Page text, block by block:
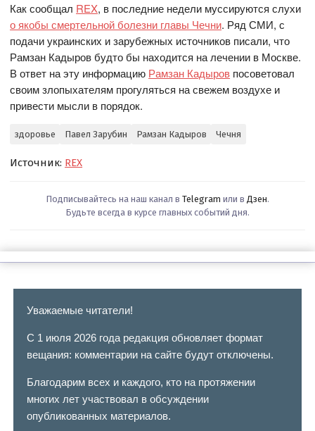
Как сообщал REX, в последние недели муссируются слухи
о якобы смертельной болезни главы Чечни. Ряд СМИ, с
подачи украинских и зарубежных источников писали, что
Рамзан Кадыров будто бы находится на лечении в Москве.
В ответ на эту информацию Рамзан Кадыров посоветовал
своим злопыхателям прогуляться на свежем воздухе и
привести мысли в порядок.
здоровье Павел Зарубин Рамзан Кадыров Чечня
Источник: REX
Подписывайтесь на наш канал в Telegram или в Дзен.
Будьте всегда в курсе главных событий дня.
Уважаемые читатели!
С 1 июля 2026 года редакция обновляет формат
вещания: комментарии на сайте будут отключены.
Благодарим всех и каждого, кто на протяжении
многих лет участвовал в обсуждении
опубликованных материалов.